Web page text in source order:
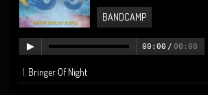
BANDCAMP
00:00 / 00:00
Bringer Of Night